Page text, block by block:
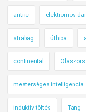
antric elektromos
strabag úthiba
continental
mesterséges intelligencia
induktív töltés Tang